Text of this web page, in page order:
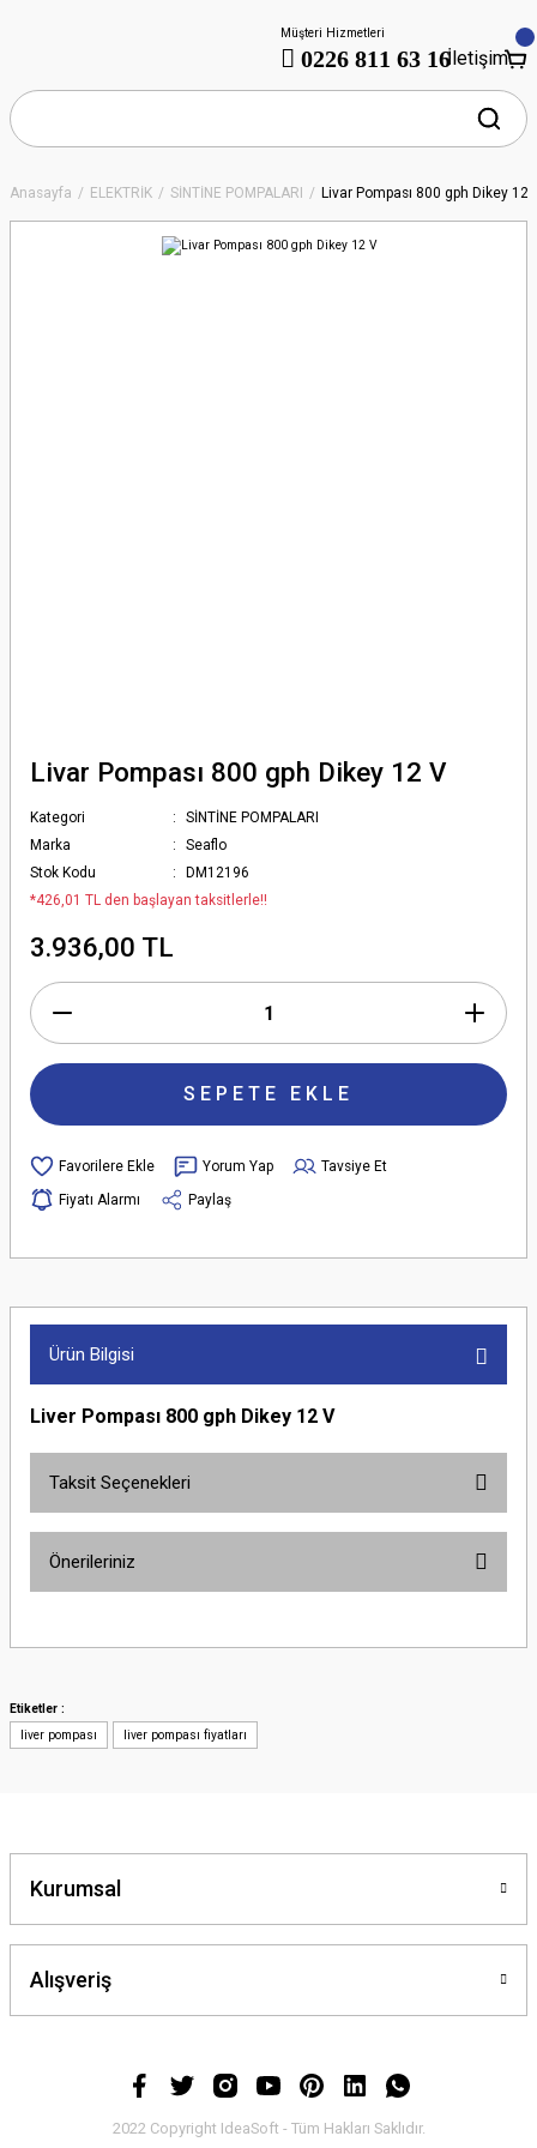
Müşteri Hizmetleri
0226 811 63 16İletişim
Anasayfa ELEKTRİK SİNTİNE POMPALARI Livar Pompası 800 gph Dikey 12
Livar Pompası 800 gph Dikey 12 V
Kategori
SİNTİNE POMPALARI
Marka
Seaflo
Stok Kodu
DM12196
*426,01 TL den başlayan taksitlerle!!
3.936,00 TL
SEPETE EKLE
Yorum Yap
Tavsiye Et
Fiyatı Alarmı
Paylaş
Ürün Bilgisi
Liver Pompası 800 gph Dikey 12 V
Taksit Seçenekleri
Önerileriniz
yetersiz gördüğünüz noktaları öneri formunu kullanarak tarafımıza
Ürün resmi kalitesiz, bozuk veya görüntülenemiyor.
Ürün fiyatı diğer sitelerden daha pahalı.
Bu ürüne benzer farklı alternatifler olmalı.
Etiketler :
liver pompası
liver pompası fiyatları
Kurumsal
Alışveriş
2022 Copyright IdeaSoft - Tüm Hakları Saklıdır.